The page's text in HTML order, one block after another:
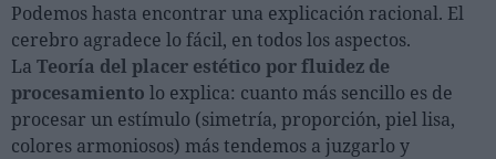
Perfumería
Moda
Lujo
Podemos hasta encontrar una explicación racional. El
cerebro agradece lo fácil, en todos los aspectos.
La Teoría del placer estético por fluidez de
procesamiento lo explica: cuanto más sencillo es de
procesar un estímulo (simetría, proporción, piel lisa,
colores armoniosos) más tendemos a juzgarlo y